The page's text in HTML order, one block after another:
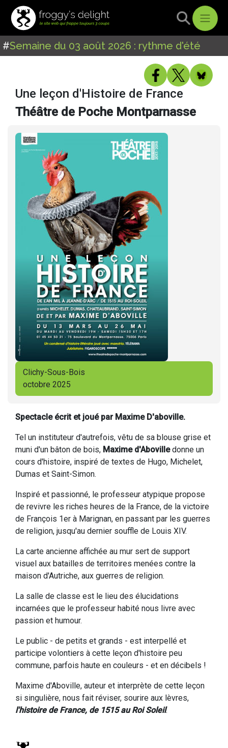
#Semaine du 03 août 2026 : rythme d'été
Une leçon d'Histoire de France
Théâtre de Poche Montparnasse
Clichy-Sous-Bois
octobre 2025
Spectacle écrit et joué par Maxime D'aboville.
Tel un instituteur d'autrefois, vêtu de sa blouse grise et
muni d'un bâton de bois, Maxime d'Abovilledonne un
cours d'histoire, inspiré de textes de Hugo, Michelet,
Dumas et Saint-Simon.
Inspiré et passionné, le professeur atypique propose
de revivre les riches heures de la France, de la victoire
de François 1er à Marignan, en passant par les guerres
de religion, jusqu'au dernier souffle de Louis XIV.
La carte ancienne affichée au mur sert de support
visuel aux batailles de territoires menées contre la
maison d'Autriche, aux guerres de religion.
La salle de classe est le lieu des élucidations
incarnées que le professeur habité nous livre avec
passion et humour.
Le public - de petits et grands - est interpellé et
participe volontiers à cette leçon d'histoire peu
commune, parfois haute en couleurs - et en décibels !
Maxime d'Aboville, auteur et interprète de cette leçon
si singulière, nous fait réviser, sourire aux lèvres,
l'histoire de France, de 1515 au Roi Soleil.